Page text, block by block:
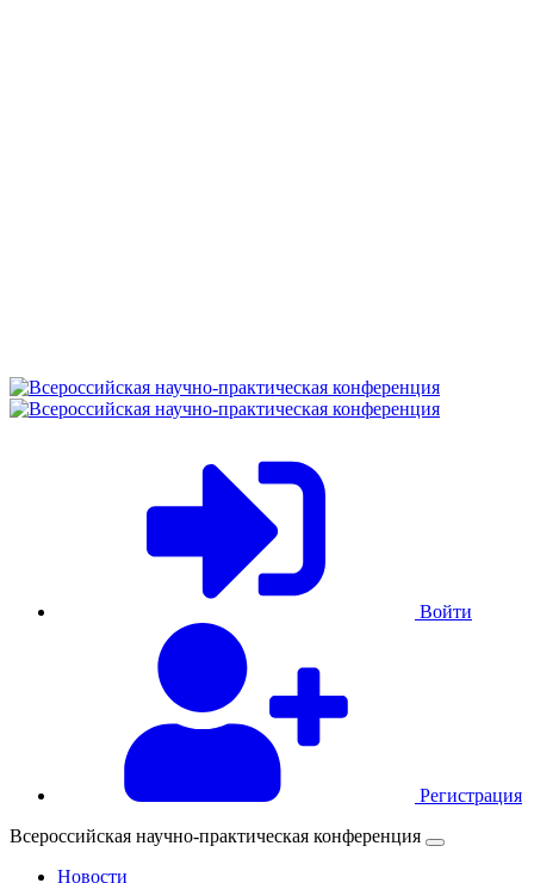
Войти
Регистрация
Всероссийская научно-практическая конференция
Новости